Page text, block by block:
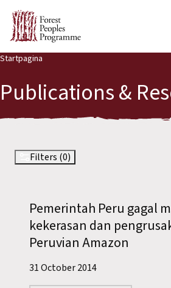
Who we are
Press Room
Support Us
Our Work
Community Voices
Partners & Countries
Latest News
Publications & Resources
News
Startpagina
Publications &
Filters (0)
Pemerintah Peru gagal
kekerasan dan
Peruvian Amazon
31 October 2014